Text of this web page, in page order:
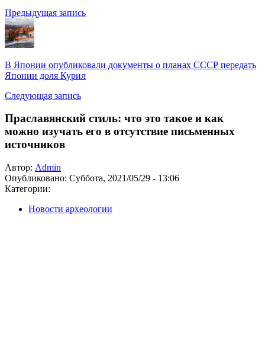
Предыдущая запись
В Японии опубликовали документы о планах СССР передать
Японии доля Курил
Следующая запись
Праславянский стиль: что это такое и как
можно изучать его в отсутствие письменных
источников
Автор: Admin
Опубликовано: Суббота, 2021/05/29 - 13:06
Категории:
Новости археологии